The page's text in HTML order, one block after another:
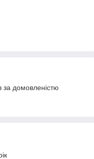
за домовленістю